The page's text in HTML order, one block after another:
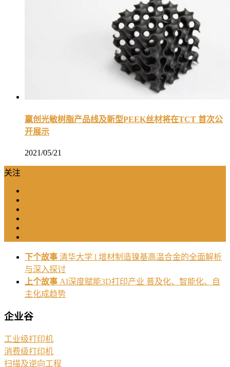
赢创光敏树脂产品线及新型PEEK丝材将在TCT 首次公
开展示
2021/05/21
关注
下个故事 清华大学 l 增材制造镍基高温合金的全面解析
与深入探讨
上个故事 AI深度赋能3D打印产业 普及化、智能化、自
主化成趋势
企业谷
工业级打印机
消费级打印机
扫描及逆向工程